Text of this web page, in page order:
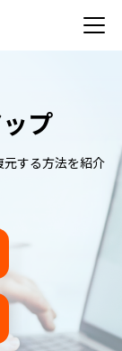
プ
する方法を紹介